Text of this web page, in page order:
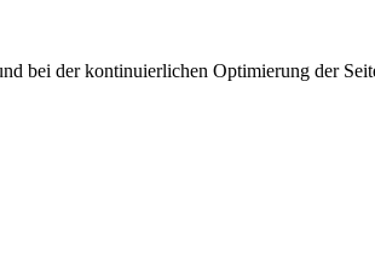
bei der kontinuierlichen Optimierung der